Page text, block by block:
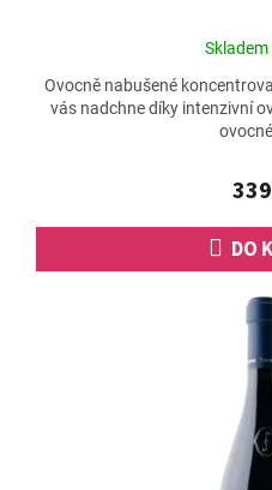
5
Skladem
DO
Ovocně nabušené
vás nadchne díky intenzivní